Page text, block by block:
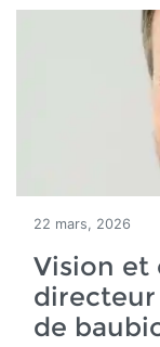
22 mars, 2026
Vision et
de